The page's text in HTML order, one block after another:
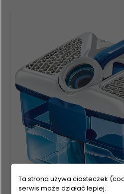
Ta strona używa ciasteczek
serwis może działać lepiej.